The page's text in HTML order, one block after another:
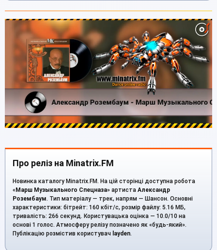
Про реліз на Minatrix.FM
Новинка каталогу Minatrix.FM. На цій сторінці доступна робота
«Марш Музыкального Спецназа» артиста Александр
Розембаум. Тип матеріалу — трек, напрям — Шансон. Основні
характеристики: бітрейт: 160 кбіт/с, розмір файлу: 5.16 МБ,
тривалість: 266 секунд. Користувацька оцінка — 10.0/10 на
основі 1 голос. Атмосферу релізу позначено як «будь-який».
Публікацію розмістив користувач layden.